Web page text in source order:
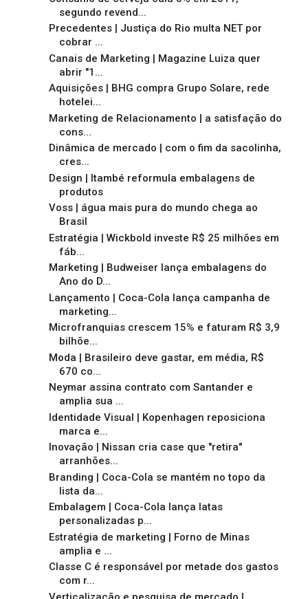
segundo revend...
Precedentes | Justiça do Rio multa NET por
cobrar ...
Canais de Marketing | Magazine Luiza quer
abrir "1...
Aquisições | BHG compra Grupo Solare, rede
hotelei...
Marketing de Relacionamento | a satisfação do
cons...
Dinâmica de mercado | com o fim da sacolinha,
cres...
Design | Itambé reformula embalagens de
produtos
Voss | água mais pura do mundo chega ao
Brasil
Estratégia | Wickbold investe R$ 25 milhões em
fáb...
Marketing | Budweiser lança embalagens do
Ano do D...
Lançamento | Coca-Cola lança campanha de
marketing...
Microfranquias crescem 15% e faturam R$ 3,9
bilhõe...
Moda | Brasileiro deve gastar, em média, R$
670 co...
Neymar assina contrato com Santander e
amplia sua ...
Identidade Visual | Kopenhagen reposiciona
marca e...
Inovação | Nissan cria case que "retira"
arranhões...
Branding | Coca-Cola se mantém no topo da
lista da...
Embalagem | Coca-Cola lança latas
personalizadas p...
Estratégia de marketing | Forno de Minas
amplia e ...
Classe C é responsável por metade dos gastos
com r...